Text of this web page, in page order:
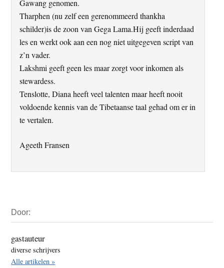
Gawang genomen.
Tharphen (nu zelf een gerenommeerd thankha
schilder)is de zoon van Gega Lama.Hij geeft inderdaad
les en werkt ook aan een nog niet uitgegeven script van
z’n vader.
Lakshmi geeft geen les maar zorgt voor inkomen als
stewardess.
Tenslotte, Diana heeft veel talenten maar heeft nooit
voldoende kennis van de Tibetaanse taal gehad om er in
te vertalen.
Ageeth Fransen
Sidebar
Door:
gastauteur
diverse schrijvers
Alle artikelen »